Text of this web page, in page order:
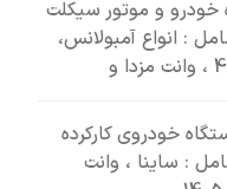
دستگاه خودرو و موتور سیکلت
: انواع آمبولانس،
تعداد 5 دستگاه خودروی کارکرده
: ساینا ، وانت